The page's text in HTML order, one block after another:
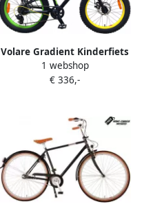
Volare Gradient Kinderfiets
– Jongens – 20 inch – Zwart
Geel Groen – 6 speed –
1 webshop
€ 336,-